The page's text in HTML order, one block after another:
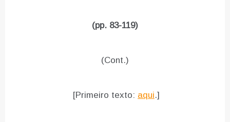
(pp. 83-119)
(Cont.)
[Primeiro texto: aqui.]